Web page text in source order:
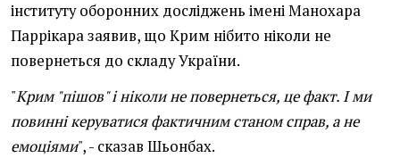
інституту оборонних досліджень імені Манохара
Паррікара заявив, що Крим нібито ніколи не
повернеться до складу України.
"Крим "пішов" і ніколи не повернеться, це факт. І ми
повинні керуватися фактичним станом справ, а не
емоціями", - сказав Шьонбах.